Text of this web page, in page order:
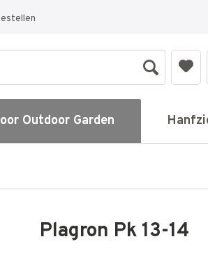
Outdoor Garden
Plagron Pk 13-14